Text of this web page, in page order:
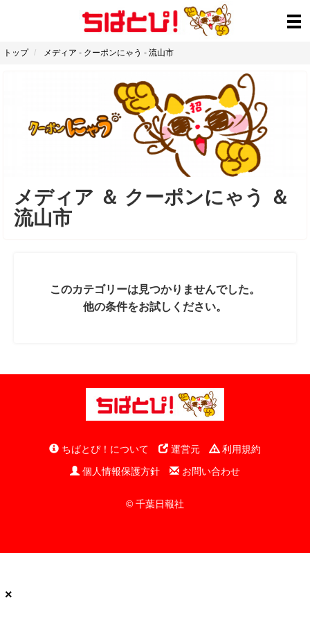
トップ メディア - クーポンにゃう - 流山市
メディア ＆ クーポンにゃう
＆
流山市
このカテゴリーは見つかりませんでした。
他の条件をお試しください。
ちばとぴ！について 運営元
利用規約
個人情報保護方針
お問い合わせ
© 千葉日報社
×